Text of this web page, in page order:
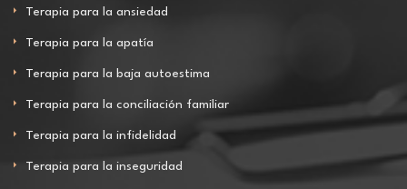
Terapia para la ansiedad
Terapia para la apatía
Terapia para la baja autoestima
Terapia para la conciliación familiar
Terapia para la infidelidad
Terapia para la inseguridad